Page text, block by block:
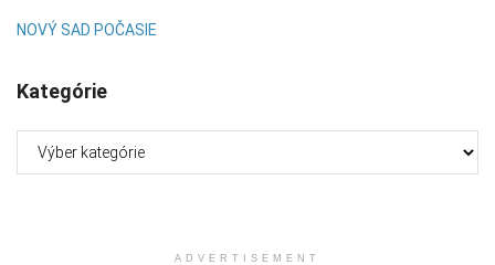
NOVÝ SAD POČASIE
Kategórie
ADVERTISEMENT